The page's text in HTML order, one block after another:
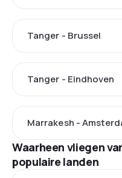
Tanger - Brussel
Tanger - Eindhoven
Marrakesh -
Waarheen vliegen
populaire landen